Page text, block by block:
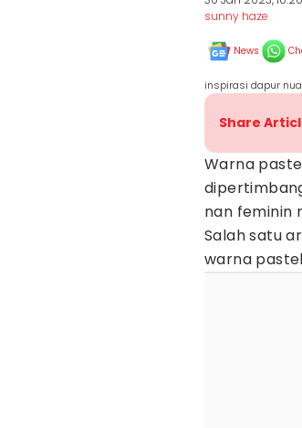
sunny haze
News
inspirasi dapur
Share
Warna
nan feminin
Salah satu
warna